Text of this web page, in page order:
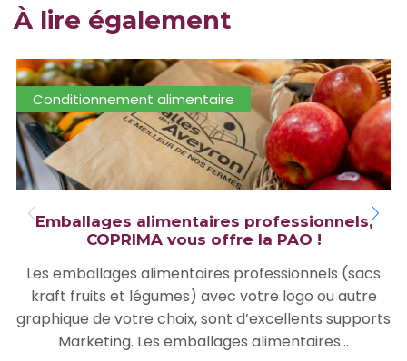
À lire également
Conditionnement alimentaire
Emballages alimentaires professionnels,
COPRIMA vous offre la PAO !
Les emballages alimentaires professionnels (sacs
kraft fruits et légumes) avec votre logo ou autre
graphique de votre choix, sont d’excellents supports
Marketing. Les emballages alimentaires...